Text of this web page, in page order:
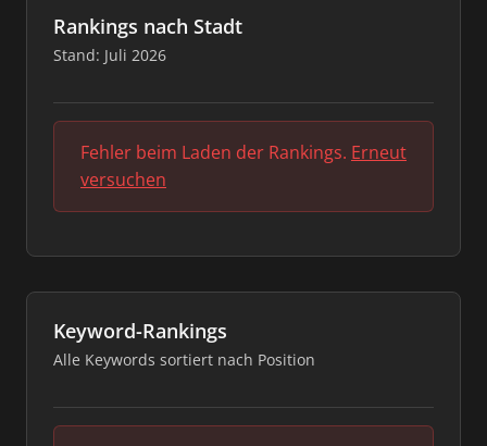
Rankings nach Stadt
Stand: Juli 2026
Fehler beim Laden der Rankings. Erneut
versuchen
Keyword-Rankings
Alle Keywords sortiert nach Position